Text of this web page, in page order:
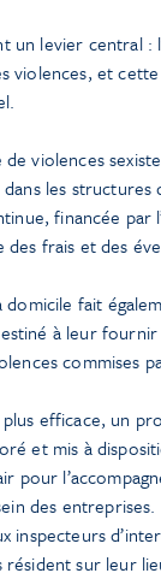
un levier central :
violences, et
violences
les structures
financée par
frais et des
fait
à leur
commises
efficace, un
et mis à
des
inspecteurs
sur leur